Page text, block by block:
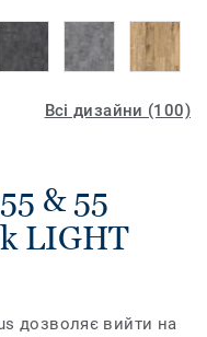
Всі дизайни (100)
& 55
LIGHT
дозволяє вийти на